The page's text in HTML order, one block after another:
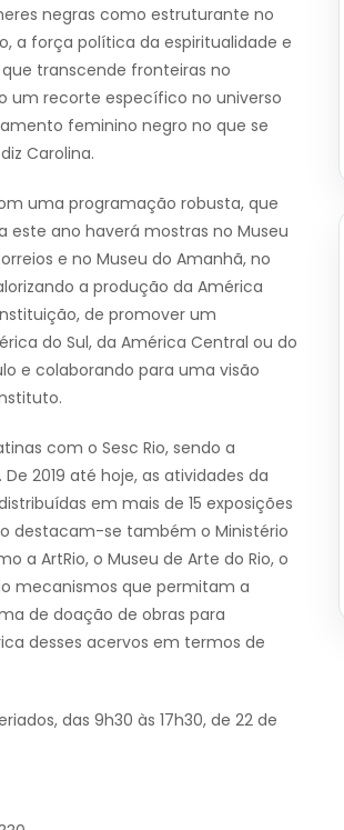
negras como estruturante no
a força política da espiritualidade e
transcende fronteiras no
um recorte específico no universo
feminino negro no que se
Carolina.
uma programação robusta, que
ano haverá mostras no Museu
e no Museu do Amanhã, no
a produção da América
de promover um
do Sul, da América Central ou do
e colaborando para uma visão
com o Sesc Rio, sendo a
2019 até hoje, as atividades da
em mais de 15 exposições
destacam-se também o Ministério
a ArtRio, o Museu de Arte do Rio, o
mecanismos que permitam a
de doação de obras para
desses acervos em termos de
das 9h30 às 17h30, de 22 de